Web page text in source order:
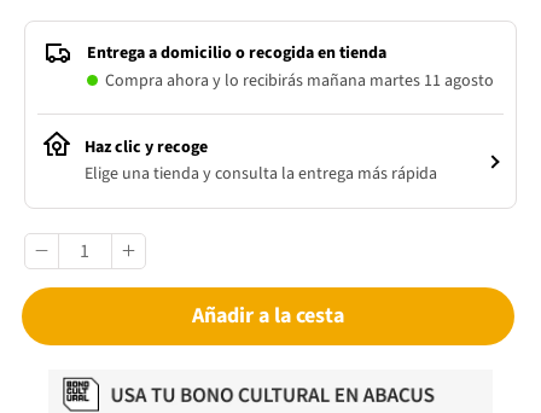
Entrega a domicilio o recogida en tienda
Compra ahora y lo recibirás mañana martes 11 agosto
Haz clic y recoge
Elige una tienda y consulta la entrega más rápida
Añadir a la cesta